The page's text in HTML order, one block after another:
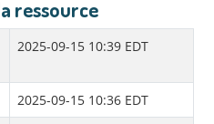
ressource
2025-09-15 10:39 EDT
2025-09-15 10:36 EDT